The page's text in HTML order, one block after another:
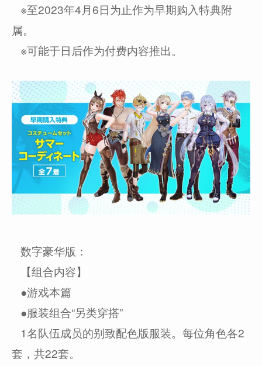
※至2023年4月6日为止作为早期购入特典附
属。
※可能于日后作为付费内容推出。
数字豪华版：
【组合内容】
●游戏本篇
●服装组合“另类穿搭”
1名队伍成员的别致配色版服装。每位角色各2
套，共22套。